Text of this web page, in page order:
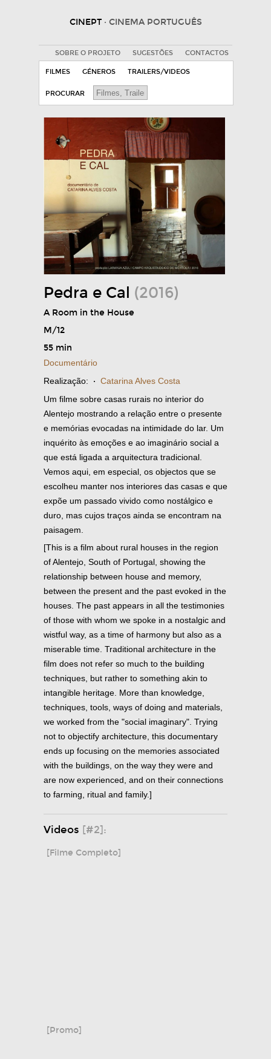
CINEPT · CINEMA PORTUGUÊS
SOBRE O PROJETO SUGESTÕES CONTACTOS
FILMES GÉNEROS TRAILERS/VIDEOS
PROCURAR
Pedra e Cal (2016)
A Room in the House
M/12
55 min
Documentário
Realização: · Catarina Alves Costa
Um filme sobre casas rurais no interior do
Alentejo mostrando a relação entre o presente
e memórias evocadas na intimidade do lar. Um
inquérito às emoções e ao imaginário social a
que está ligada a arquitectura tradicional.
Vemos aqui, em especial, os objectos que se
escolheu manter nos interiores das casas e que
expõe um passado vivido como nostálgico e
duro, mas cujos traços ainda se encontram na
paisagem.
[This is a film about rural houses in the region
of Alentejo, South of Portugal, showing the
relationship between house and memory,
between the present and the past evoked in the
houses. The past appears in all the testimonies
of those with whom we spoke in a nostalgic and
wistful way, as a time of harmony but also as a
miserable time. Traditional architecture in the
film does not refer so much to the building
techniques, but rather to something akin to
intangible heritage. More than knowledge,
techniques, tools, ways of doing and materials,
we worked from the "social imaginary". Trying
not to objectify architecture, this documentary
ends up focusing on the memories associated
with the buildings, on the way they were and
are now experienced, and on their connections
to farming, ritual and family.]
Videos [#2]:
[Filme Completo]
[Promo]